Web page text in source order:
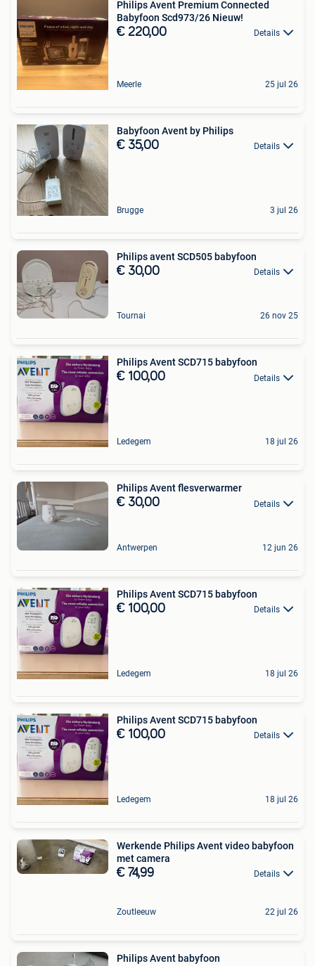
Philips Avent Premium Connected
Babyfoon Scd973/26 Nieuw!
€ 220,00 Details
Meerle 25 jul 26
Babyfoon Avent by Philips
€ 35,00 Details
Brugge 3 jul 26
Philips avent SCD505 babyfoon
€ 30,00 Details
Tournai 26 nov 25
Philips Avent SCD715 babyfoon
€ 100,00 Details
Ledegem 18 jul 26
Philips Avent flesverwarmer
€ 30,00 Details
Antwerpen 12 jun 26
Philips Avent SCD715 babyfoon
€ 100,00 Details
Ledegem 18 jul 26
Philips Avent SCD715 babyfoon
€ 100,00 Details
Ledegem 18 jul 26
Werkende Philips Avent video babyfoon
met camera
€ 74,99 Details
Zoutleeuw 22 jul 26
Philips Avent babyfoon